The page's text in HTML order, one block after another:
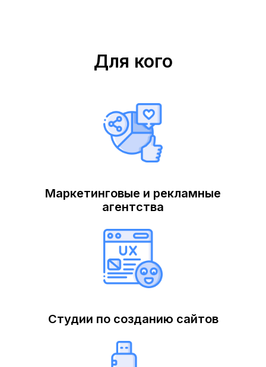
Для кого
Маркетинговые и рекламные
агентства
Студии по созданию сайтов